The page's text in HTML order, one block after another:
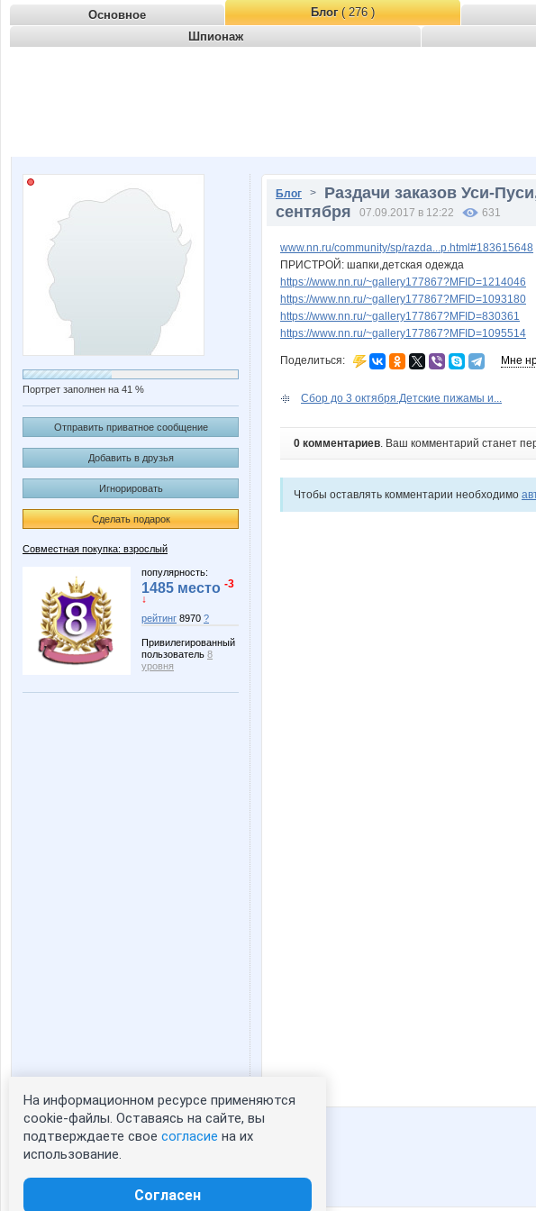
Основное Блог( 276 )
Шпионаж
Портрет заполнен на 41 %
Отправить приватное сообщение
Добавить в друзья
Игнорировать
Сделать подарок
Совместная покупка: взрослый
популярность:
1485 место -3
↓
рейтинг 8970 ?
Привилегированный
пользователь 8
уровня
Статистика портрета:
сейчас просматривают портрет - 0
зарегистрированные пользователи
Блог > Раздачи заказов Уси-
сентября
07.09.2017 в 12:22 631
www.nn.ru/community/sp/razda...p.html#183615648
ПРИСТРОЙ: шапки,детская одежда
https://www.nn.ru/~gallery177867?MFID=1214046
https://www.nn.ru/~gallery177867?MFID=1093180
https://www.nn.ru/~gallery177867?MFID=830361
https://www.nn.ru/~gallery177867?MFID=1095514
Поделиться: Мне
Сбор до 3 октября.Детские пижамы и...
0 комментариев. Ваш комментарий станет
Чтобы оставлять комментарии необходимо
На информационном ресурсе применяются
cookie-файлы. Оставаясь на сайте, вы
подтверждаете свое согласие на их
использование.
Согласен